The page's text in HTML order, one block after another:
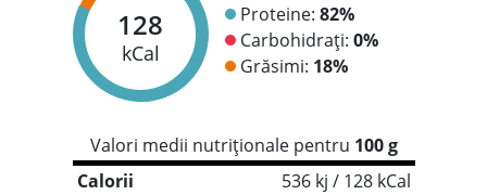
128
kCal
Proteine: 82%
Carbohidrați: 0%
Grăsimi: 18%
Valori medii nutriționale pentru 100 g
Calorii
536 kj / 128 kCal